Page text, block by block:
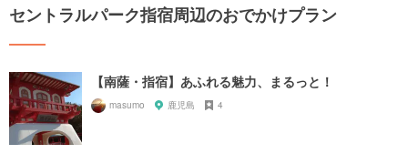
セントラルパーク指宿周辺のおでかけプラン
【南薩・指宿】あふれる魅力、まるっと！
masumo 鹿児島 4